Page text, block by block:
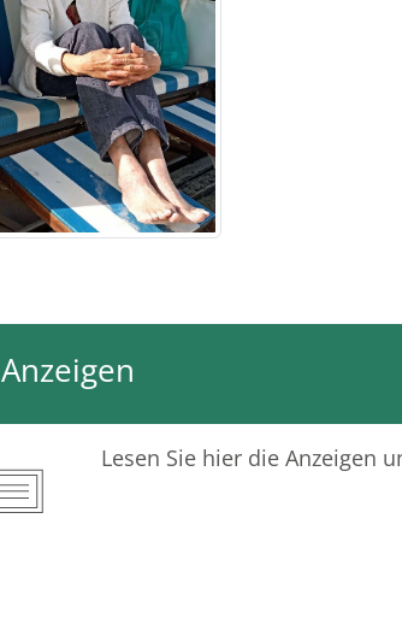
Anzeigen
Lesen Sie hier die Anzeigen